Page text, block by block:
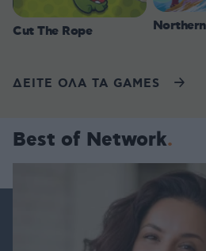
Cut The Rope
ΔΕΙΤΕ ΟΛΑ ΤΑ GAMES
Best of Network